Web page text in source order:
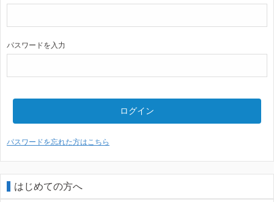
パスワードを入力
ログイン
パスワードを忘れた方はこちら
はじめての方へ